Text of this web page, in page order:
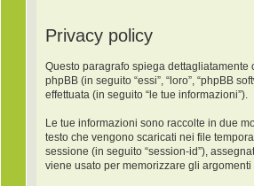
Privacy policy
Questo paragrafo spiega dettagliatamente
phpBB (in seguito “essi”, “loro”, “phpBB
effettuata (in seguito “le tue informazioni”).
Le tue informazioni sono raccolte in due
testo che vengono scaricati nei file
sessione (in seguito “session-id”),
viene usato per memorizzare gli